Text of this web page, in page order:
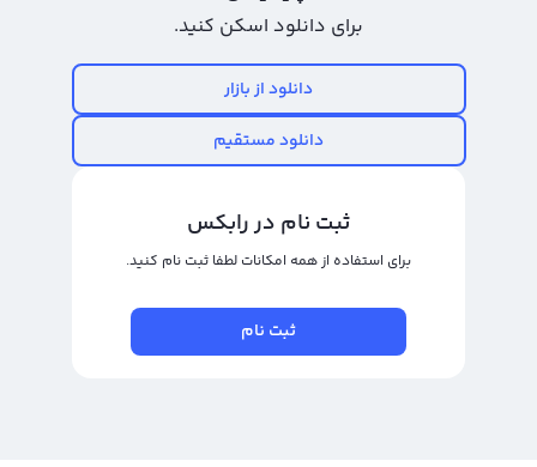
دیجیتال رایج است و سابقهٔ خوبی در حوزهٔ معاملات دیجیتال دارد. با نام انگلیسی
توجه به زمان و قیمت ورود و خروج به معامله بسیار مهم است زیرا حجم معاملات و
صرافی ارز دیجیتال رالبکس است؛ زیرا این صرافی دارای دو نوع پلتفرم تبدیل سریع و
شود. در پلتفرم تبدیل سریع، می‌توانید با قیمت جهانی اونلی وان و به کمترین مدت،
این ارز دیجیتال را به صرافی فروشید یا آن را به دیگر ارزهای دیجیتال تبدیل کنید. اما
Only1 انجام می‌شود و شما می‌توانید با قیمت دلخواه یا بهترین قیمت‌های بازار، به
برای دانلود اسکن کنید.
دانلود از بازار
دانلود مستقیم
ثبت نام در رابکس
برای استفاده از همه امکانات لطفا ثبت نام کنید.
ثبت نام